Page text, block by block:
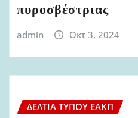
πυροσβέστριας
admin Οκτ 3, 2024
ΔΕΛΤΊΑ ΤΎΠΟΥ ΕΑΚΠ